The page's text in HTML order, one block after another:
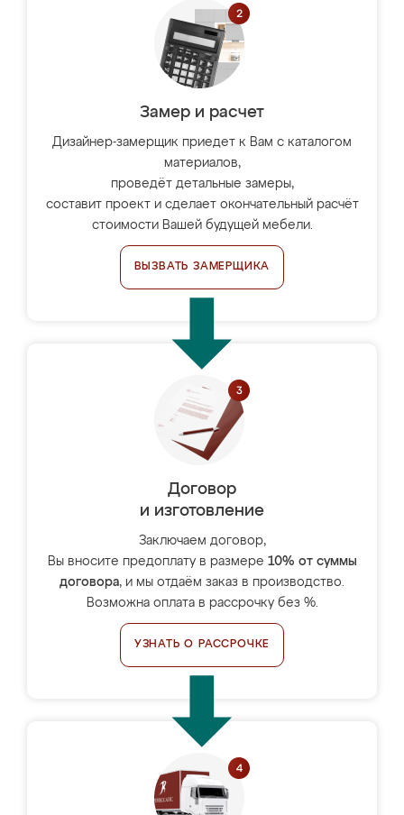
Замер и расчет
Дизайнер-замерщик приедет к Вам с каталогом
материалов,
проведёт детальные замеры,
составит проект и сделает окончательный расчёт
стоимости Вашей будущей мебели.
ВЫЗВАТЬ ЗАМЕРЩИКА
Договор
и изготовление
Заключаем договор,
Вы вносите предоплату в размере 10% от суммы
договора, и мы отдаём заказ в производство.
Возможна оплата в рассрочку без %.
УЗНАТЬ О РАССРОЧКЕ